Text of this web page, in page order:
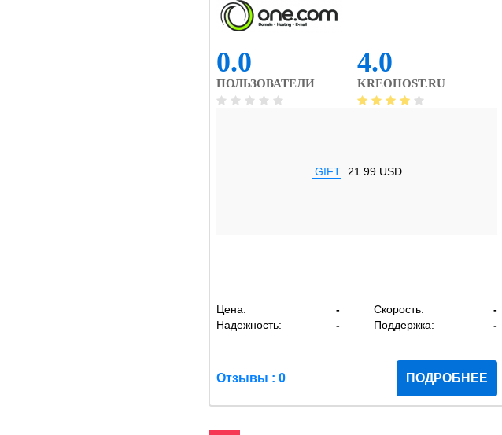
0.0
ПОЛЬЗОВАТЕЛИ
4.0
KREOHOST.RU
.GIFT 21.99 USD
Цена: - Скорость:
-
Надежность:
- Поддержка: -
Отзывы : 0 ПОДРОБНЕЕ